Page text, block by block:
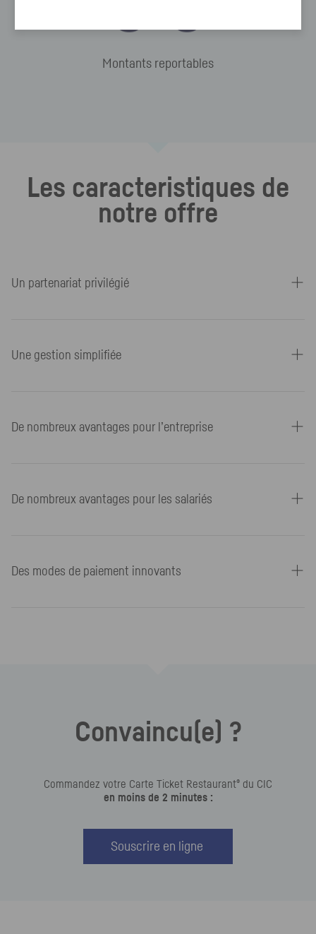
Montants reportables
Les caracteristiques de
notre offre
Un partenariat privilégié
Une gestion simplifiée
De nombreux avantages pour l’entreprise
De nombreux avantages pour les salariés
Des modes de paiement innovants
Convaincu(e) ?
Commandez votre Carte Ticket Restaurant® du CIC
en moins de 2 minutes :
Souscrire en ligne